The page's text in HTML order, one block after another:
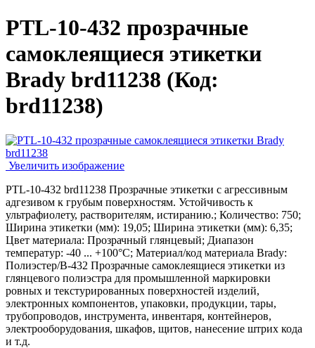
PTL-10-432 прозрачные
самоклеящиеся этикетки
Bradу brd11238 (Код:
brd11238)
Увеличить изображение
PTL-10-432 brd11238 Прозрачные этикетки с агрессивным
адгезивом к грубым поверхностям. Устойчивость к
ультрафиолету, растворителям, истиранию.; Количество: 750;
Ширина этикетки (мм): 19,05; Ширина этикетки (мм): 6,35;
Цвет материала: Прозрачный глянцевый; Диапазон
температур: -40 ... +100°С; Материал/код материала Brady:
Полиэстер/В-432 Прозрачные самоклеящиеся этикетки из
глянцевого полиэстра для промышленной маркировки
ровных и текстурированных поверхностей изделий,
электронных компонентов, упаковки, продукции, тары,
трубопроводов, инструмента, инвентаря, контейнеров,
электрооборудования, шкафов, щитов, нанесение штрих кода
и т.д.